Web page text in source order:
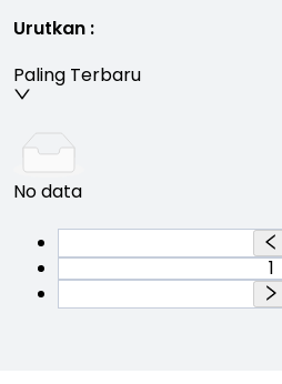
Urutkan :
Paling Terbaru
No data
1